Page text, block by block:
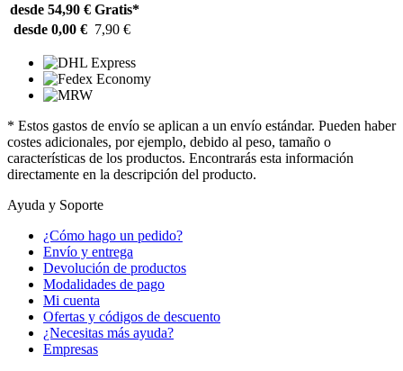
desde 54,90 € Gratis*
desde 0,00 € 7,90 €
* Estos gastos de envío se aplican a un envío estándar. Pueden haber
costes adicionales, por ejemplo, debido al peso, tamaño o
características de los productos. Encontrarás esta información
directamente en la descripción del producto.
Ayuda y Soporte
¿Cómo hago un pedido?
Envío y entrega
Devolución de productos
Modalidades de pago
Mi cuenta
Ofertas y códigos de descuento
¿Necesitas más ayuda?
Empresas